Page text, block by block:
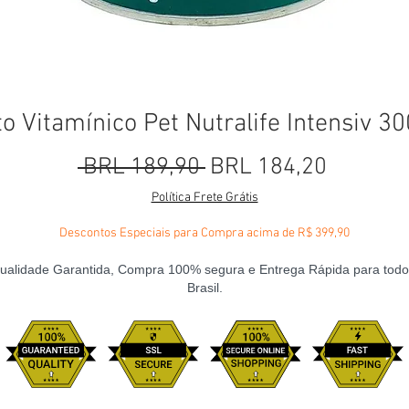
Vitamínico Pet Nutralife Intensiv
BRL 189,90 Precio
BRL 184,20
Política Frete Grátis
Descontos Especiais para Compra acima de R$ 399,90
Garantida, Compra 100% segura e Entrega Rápida para
Brasil.